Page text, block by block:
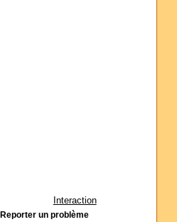
Interaction
Reporter un problème